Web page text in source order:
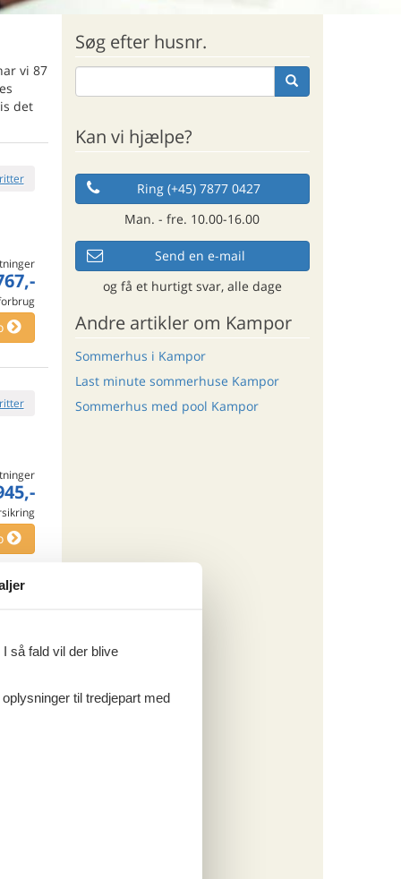
vi 87
det
Søg efter husnr.
Kan vi hjælpe?
Ring (+45) 7877 0427
Man. - fre. 10.00-16.00
Send en e-mail
og få et hurtigt svar, alle dage
Andre artikler om Kampor
Sommerhus i Kampor
Last minute sommerhuse Kampor
Sommerhus med pool Kampor
så fald vil der blive
til tredjepart med